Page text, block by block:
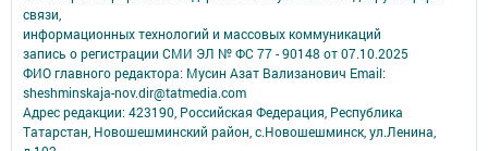
связи,
информационных технологий и массовых коммуникаций
запись о регистрации СМИ ЭЛ № ФС 77 - 90148 от 07.10.2025
ФИО главного редактора: Мусин Азат Вализанович Email:
sheshminskaja-nov.dir@tatmedia.com
Адрес редакции: 423190, Российская Федерация, Республика
Татарстан, Новошешминский район, с.Новошешминск, ул.Ленина,